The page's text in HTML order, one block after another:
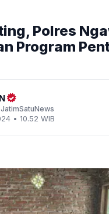
Polres
Program
• 10.52 WIB